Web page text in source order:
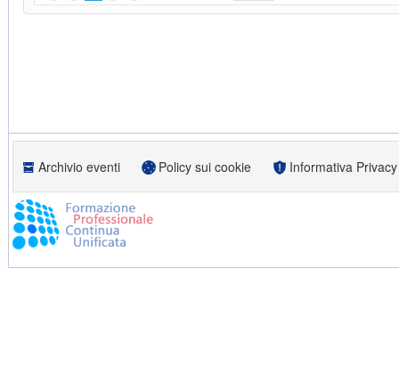
Archivio eventi Policy sui cookie Informativa Privacy